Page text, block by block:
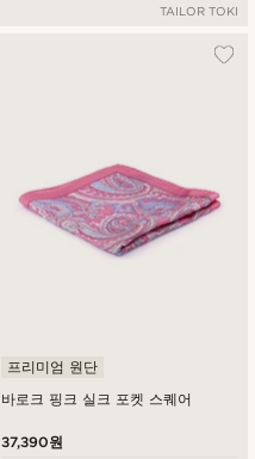
TAILOR TOKI
바로크 핑크 실크 포켓 스퀘어
프리미엄 원단
37,390원